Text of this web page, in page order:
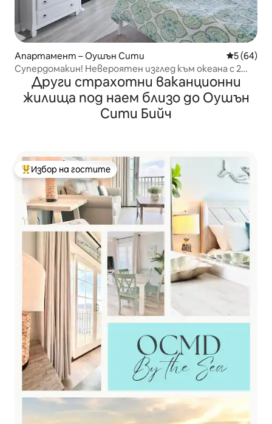
Апартамент – Оушън Сити Средна
5 (64)
Супердомакин! Невероятен изглед към океана с 2
басейна!
Други страхотни ваканционни
жилища под наем близо до Оушън
Сити Бийч
Най-популярен избор на гостите
Избор на гостите